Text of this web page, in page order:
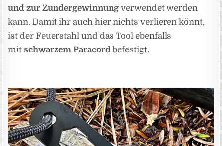
und zur Zundergewinnung verwendet werden
kann. Damit ihr auch hier nichts verlieren könnt,
ist der Feuerstahl und das Tool ebenfalls
mitschwarzem Paracord befestigt.